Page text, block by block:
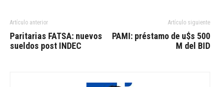
Artículo anterior
Paritarias FATSA: nuevos
sueldos post INDEC
Artículo siguiente
PAMI: préstamo de u$s 500
M del BID